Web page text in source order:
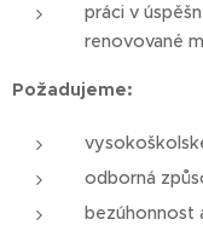
práci v
renovované
Požadujeme:
odborná
bezúhonnost